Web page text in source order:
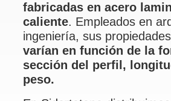
fabricadas en acero
caliente. Empleados en
ingeniería, sus
varían en función de la
sección del perfil,
peso.